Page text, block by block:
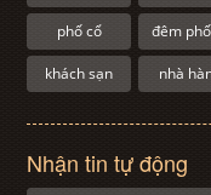
phố cổ đêm
khách sạn nhà
Nhận tin tự động